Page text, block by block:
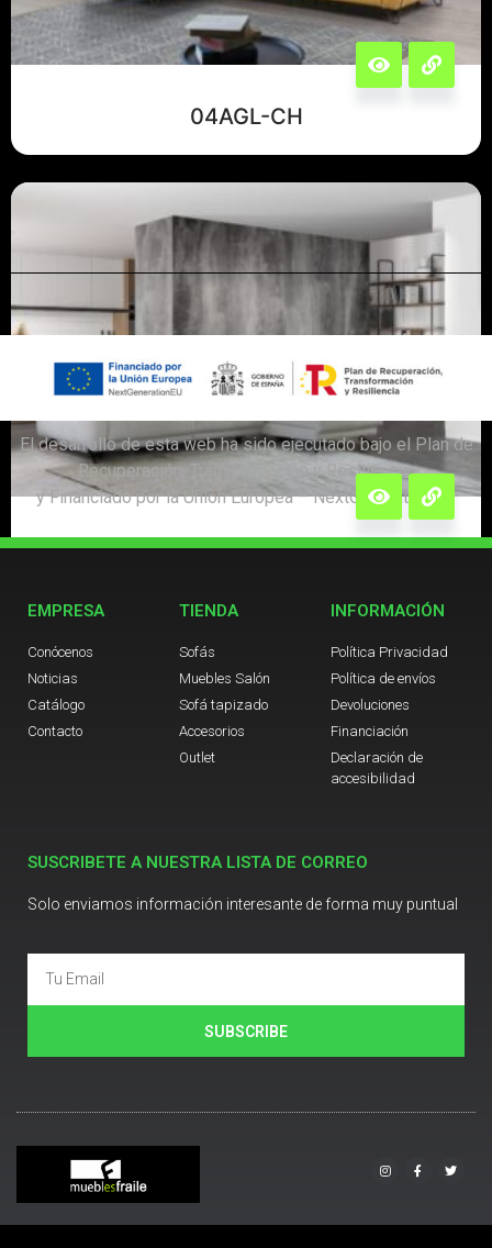
04AGL-CH
Mod. 04ECI-CH
El desarrollo de esta web ha sido ejecutado bajo el Plan de
Recuperación, Transformación y Resiliencia;
y Financiado por la Unión Europea – NextGenerationEU.
EMPRESA
Conócenos
Noticias
Catálogo
Contacto
TIENDA
Sofás
Muebles Salón
Sofá tapizado
Accesorios
Outlet
INFORMACIÓN
Política Privacidad
Política de envíos
Devoluciones
Financiación
Declaración de
accesibilidad
SUSCRIBETE A NUESTRA LISTA DE CORREO
Solo enviamos información interesante de forma muy puntual
SUBSCRIBE